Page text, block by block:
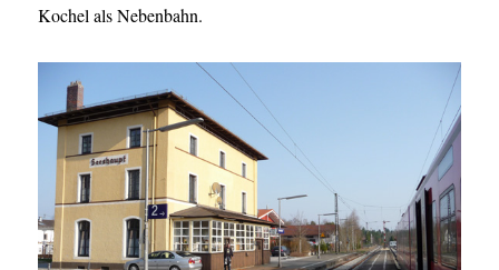
Kochel als Nebenbahn.